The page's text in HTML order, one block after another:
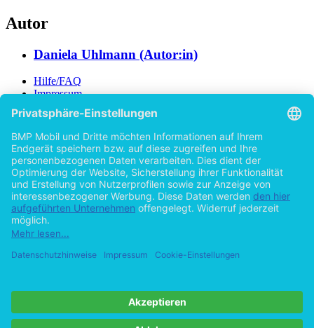
Autor
Daniela Uhlmann (Autor:in)
Hilfe/FAQ
Impressum
Datenschutz
AGB
Vertrag widerrufen
Zur Desktop-Version
Copyright ©Imprint in der Bedey & Thoms Media GmbH powered
byOpen Publishing
Zurück